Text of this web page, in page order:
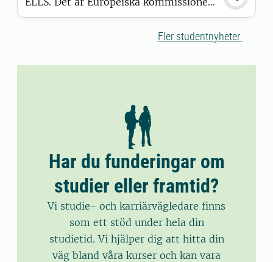
som har beslutat att bevilja alliansen
finansiering inom satsningen European
Fler studentnyheter
Har du funderingar om
studier eller framtid?
Vi studie- och karriärvägledare finns
som ett stöd under hela din
studietid. Vi hjälper dig att hitta din
väg bland våra kurser och kan vara